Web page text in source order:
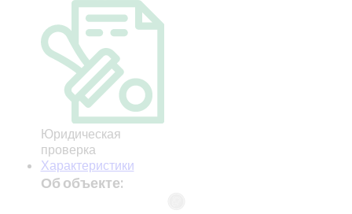
Юридическая
проверка
Характеристики
Об объекте: